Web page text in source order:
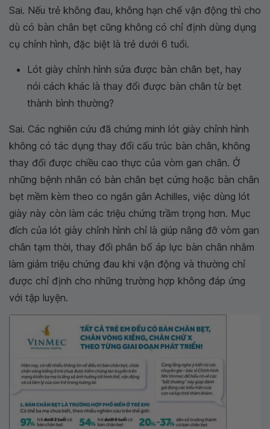
Sai. Nếu trẻ không đau, không hạn chế vận động thì cho
dù có bàn chân bẹt cũng không có chỉ định dùng dụng
cụ chỉnh hình, đặc biệt là trẻ dưới 6 tuổi.
Lót giày chỉnh hình sửa được bàn chân bẹt, hay
nói cách khác là thay đổi được bàn chân từ bẹt
thành bình thường?
Sai. Các nghiên cứu đã chứng minh lót giày chỉnh hình
không có tác dụng thay đổi cấu trúc bàn chân, không
thay đổi được chiều cao thực của vòm gan chân. Ở
những bệnh nhân có bàn chân bẹt cứng hoặc bàn chân
bẹt mềm kèm theo co ngắn gân Achilles, việc dùng lót
giày này còn làm các triệu chứng trầm trọng hơn. Mục
đích của lót giày chỉnh hình chỉ là giúp nâng đỡ vòm gan
chân tạm thời, thay đổi phân bố áp lực bàn chân nhằm
làm giảm triệu chứng đau khi vận động và thường chỉ
được chỉ định cho những trường hợp không đáp ứng
với tập luyện.